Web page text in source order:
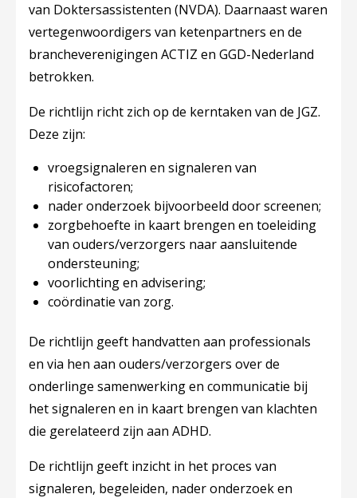
van Doktersassistenten (NVDA). Daarnaast waren
vertegenwoordigers van ketenpartners en de
brancheverenigingen ACTIZ en GGD-Nederland
betrokken.
De richtlijn richt zich op de kerntaken van de JGZ.
Deze zijn:
vroegsignaleren en signaleren van
risicofactoren;
nader onderzoek bijvoorbeeld door screenen;
zorgbehoefte in kaart brengen en toeleiding
van ouders/verzorgers naar aansluitende
ondersteuning;
voorlichting en advisering;
coördinatie van zorg.
De richtlijn geeft handvatten aan professionals
en via hen aan ouders/verzorgers over de
onderlinge samenwerking en communicatie bij
het signaleren en in kaart brengen van klachten
die gerelateerd zijn aan ADHD.
De richtlijn geeft inzicht in het proces van
signaleren, begeleiden, nader onderzoek en